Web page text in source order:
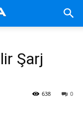
Şarj
0
638